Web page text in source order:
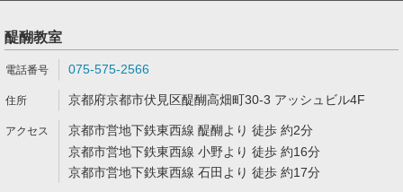
醍醐教室
075-575-2566
京都府京都市伏見区醍醐高畑町30-3 アッシュビル4F
京都市営地下鉄東西線 醍醐より 徒歩 約2分
京都市営地下鉄東西線 小野より 徒歩 約16分
京都市営地下鉄東西線 石田より 徒歩 約17分